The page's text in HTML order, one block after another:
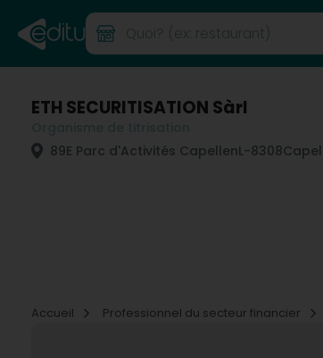
ETH SECURITISATION Sàrl
89E Parc d'Activités CapellenL-8308
Accueil
Professionnel du secteur financier